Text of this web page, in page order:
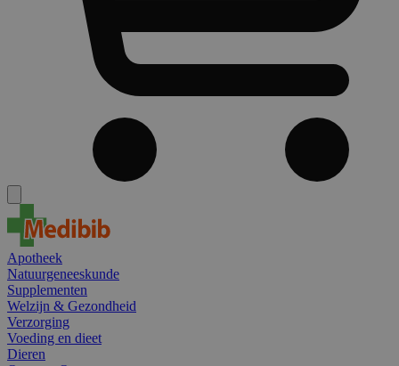
Apotheek
Natuurgeneeskunde
Supplementen
Welzijn & Gezondheid
Verzorging
Voeding en dieet
Dieren